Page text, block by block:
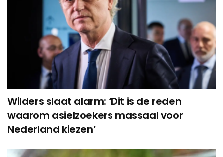
Wilders slaat alarm: ‘Dit is de reden
waarom asielzoekers massaal voor
Nederland kiezen’